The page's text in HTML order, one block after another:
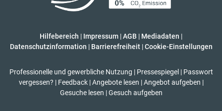
Hilfebereich | Impressum |AGB | Mediadaten |
Datenschutzinformation | Barrierefreiheit | Cookie-Einstellungen
Professionelle und gewerbliche Nutzung | Pressespiegel | Passwort
vergessen? | Feedback | Angebote lesen | Angebot aufgeben |
Gesuche lesen | Gesuch aufgeben